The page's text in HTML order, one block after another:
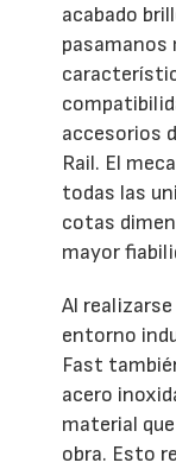
acabado
pasamanos
accesorios
Rail. El
todas las
cotas
mayor
Al
entorno
Fast
acero
material
obra. Esto